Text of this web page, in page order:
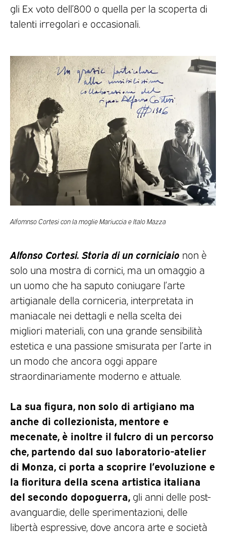
gli Ex voto dell’800 o quella per la scoperta di
talenti irregolari e occasionali.
Alfomnso Cortesi con la moglie Mariuccia e Italo Mazza
Alfonso Cortesi. Storia di un corniciaio non è
solo una mostra di cornici, ma un omaggio a
un uomo che ha saputo coniugare l’arte
artigianale della corniceria, interpretata in
maniacale nei dettagli e nella scelta dei
migliori materiali, con una grande sensibilità
estetica e una passione smisurata per l’arte in
un modo che ancora oggi appare
straordinariamente moderno e attuale.
La sua figura, non solo di artigiano ma
anche di collezionista, mentore e
mecenate, è inoltre il fulcro di un percorso
che, partendo dal suo laboratorio-atelier
di Monza, ci porta a scoprire l’evoluzione e
la fioritura della scena artistica italiana
del secondo dopoguerra, gli anni delle post-
avanguardie, delle sperimentazioni, delle
libertà espressive, dove ancora arte e società